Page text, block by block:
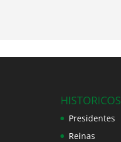
HISTORICOS
Presidentes
Reinas